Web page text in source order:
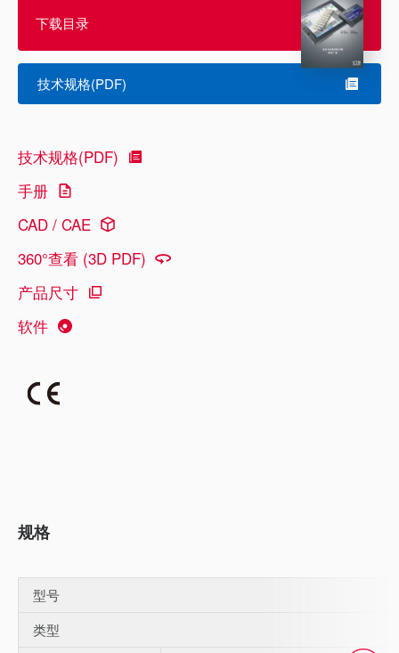
下载目录
技术规格(PDF)
技术规格(PDF)
手册
CAD / CAE
360°查看 (3D PDF)
产品尺寸
软件
规格
型号
类型